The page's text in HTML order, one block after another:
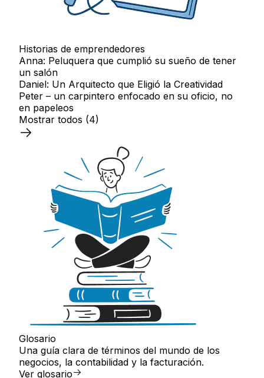
Historias de emprendedores
Anna: Peluquera que cumplió su sueño de tener
un salón
Daniel: Un Arquitecto que Eligió la Creatividad
Peter – un carpintero enfocado en su oficio, no
en papeleos
Mostrar todos (4)
Glosario
Una guía clara de términos del mundo de los
negocios, la contabilidad y la facturación.
Ver glosario